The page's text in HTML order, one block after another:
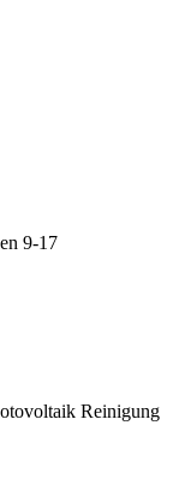
9-17
Reinigung